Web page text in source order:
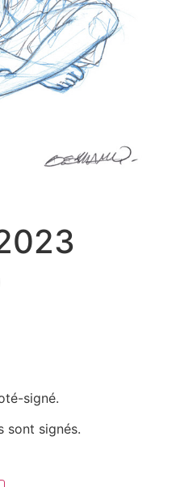
signé.
sont signés.